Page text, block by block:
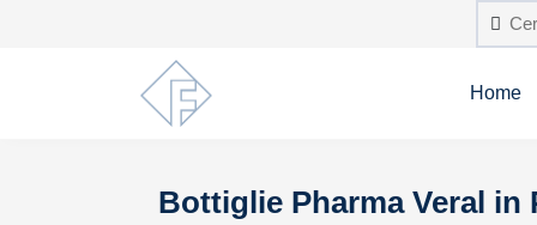
Home
Bottiglie Pharma Veral in